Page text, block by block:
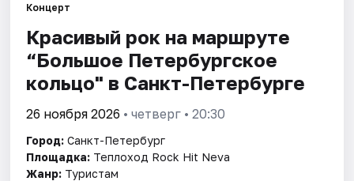
Города
Площадки
Артисты
Рейтинги
Концерт
Красивый рок на маршруте
“Большое Петербургское
кольцо" в Санкт-Петербурге
26 ноября 2026 • четверг • 20:30
Город: Санкт-Петербург
Площадка: Теплоход Rock Hit Neva
Жанр: Туристам